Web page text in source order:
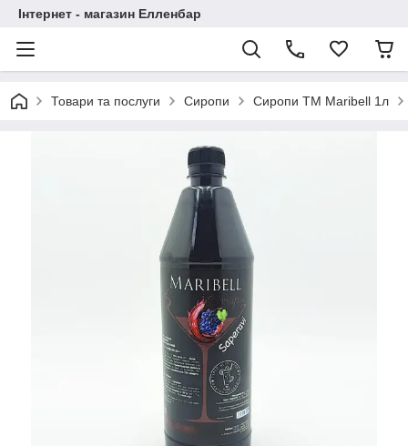
Інтернет - магазин Елленбар
Товари та послуги Сиропи Сиропи ТМ Maribell 1л